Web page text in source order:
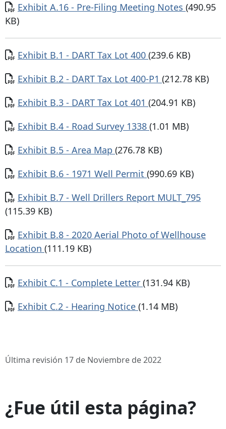
Documento
Exhibit A.16 - Pre-Filing Meeting Notes (490.95
KB)
Documento
Exhibit B.1 - DART Tax Lot 400 (239.6 KB)
Documento
Exhibit B.2 - DART Tax Lot 400-P1 (212.78 KB)
Documento
Exhibit B.3 - DART Tax Lot 401 (204.91 KB)
Documento
Exhibit B.4 - Road Survey 1338 (1.01 MB)
Documento
Exhibit B.5 - Area Map (276.78 KB)
Documento
Exhibit B.6 - 1971 Well Permit (990.69 KB)
Documento
Exhibit B.7 - Well Drillers Report MULT_795
(115.39 KB)
Documento
Exhibit B.8 - 2020 Aerial Photo of Wellhouse
Location (111.19 KB)
Documento
Exhibit C.1 - Complete Letter (131.94 KB)
Documento
Exhibit C.2 - Hearing Notice (1.14 MB)
Última revisión 17 de Noviembre de 2022
¿Fue útil esta página?